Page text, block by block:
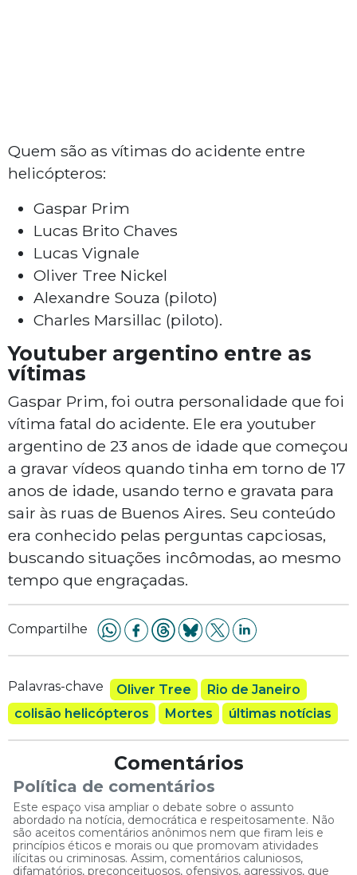
Quem são as vítimas do acidente entre
helicópteros:
Gaspar Prim
Lucas Brito Chaves
Lucas Vignale
Oliver Tree Nickel
Alexandre Souza (piloto)
Charles Marsillac (piloto).
Youtuber argentino entre as
vítimas
Gaspar Prim, foi outra personalidade que foi
vítima fatal do acidente. Ele era youtuber
argentino de 23 anos de idade que começou
a gravar vídeos quando tinha em torno de 17
anos de idade, usando terno e gravata para
sair às ruas de Buenos Aires. Seu conteúdo
era conhecido pelas perguntas capciosas,
buscando situações incômodas, ao mesmo
tempo que engraçadas.
Compartilhe
Palavras-chave Oliver Tree
Rio de Janeiro
colisão helicópteros
Mortes últimas notícias
Comentários
Política de comentários
Este espaço visa ampliar o debate sobre o assunto
abordado na notícia, democrática e respeitosamente. Não
são aceitos comentários anônimos nem que firam leis e
princípios éticos e morais ou que promovam atividades
ilícitas ou criminosas. Assim, comentários caluniosos,
difamatórios, preconceituosos, ofensivos, agressivos, que